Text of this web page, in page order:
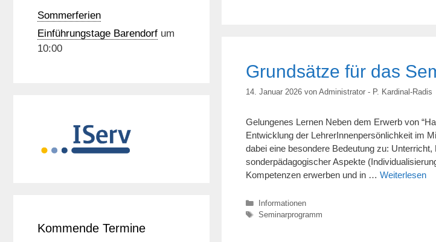
Grundsätze für das
14. Januar 2026 von Administrator - P. Kardinal-Radis
Gelungenes Lernen Neben dem Erwerb von
Entwicklung der LehrerInnenpersönlichkeit im
dabei eine besondere Bedeutung zu:
sonderpädagogischer Aspekte
Kompetenzen erwerben und in … Weiterlesen
Kategorien
Informationen
Schlagwörter
Seminarprogramm
Sommerferien
Einführungstage Barendorf um
10:00
Kommende Termine